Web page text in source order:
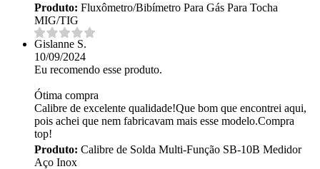
Produto: Fluxômetro/Bibímetro Para Gás Para Tocha
MIG/TIG
Gislanne S.
10/09/2024
Eu recomendo esse produto.
Ótima compra
Calibre de excelente qualidade!Que bom que encontrei aqui,
pois achei que nem fabricavam mais esse modelo.Compra
top!
Produto: Calibre de Solda Multi-Função SB-10B Medidor
Aço Inox